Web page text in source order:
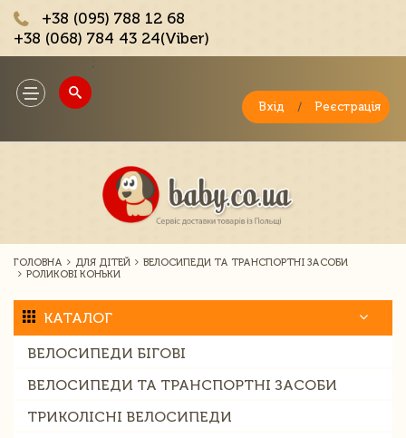
+38 (095) 788 12 68
+38 (068) 784 43 24(Viber)
Toggle
navigation
Вхід / Реєстрація
ГОЛОВНА ДЛЯ ДІТЕЙ
ВЕЛОСИПЕДИ ТА ТРАНСПОРТНІ ЗАСОБИ
РОЛИКОВІ КОНЬКИ
КАТАЛОГ
ВЕЛОСИПЕДИ БІГОВІ
ВЕЛОСИПЕДИ ТА ТРАНСПОРТНІ ЗАСОБИ
ТРИКОЛІСНІ ВЕЛОСИПЕДИ